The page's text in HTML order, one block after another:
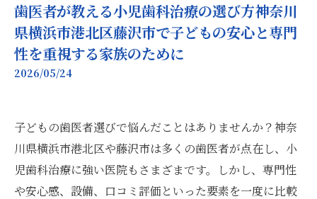
歯医者が教える小児歯科治療の選び方神奈川
県横浜市港北区藤沢市で子どもの安心と専門
性を重視する家族のために
2026/05/24
子どもの歯医者選びで悩んだことはありませんか？神奈
川県横浜市港北区や藤沢市は多くの歯医者が点在し、小
児歯科治療に強い医院もさまざまです。しかし、専門性
や安心感、設備、口コミ評価といった要素を一度に比較